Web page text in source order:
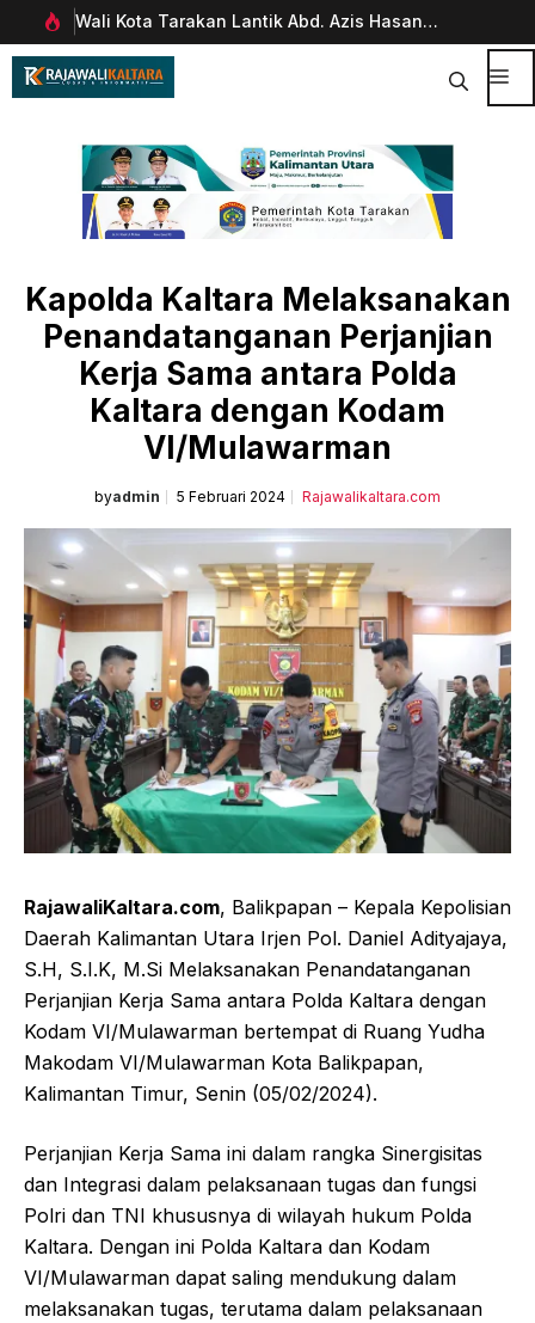
Langsung
ke
Wali Kota Tarakan Lantik Abd. Azis Hasan
sebagai Sekda
Kapolda Kaltara Melaksanakan
Penandatanganan Perjanjian
Kerja Sama antara Polda
Kaltara dengan Kodam
VI/Mulawarman
byadmin 5 Februari 2024 Rajawalikaltara.com
RajawaliKaltara.com, Balikpapan – Kepala Kepolisian
Daerah Kalimantan Utara Irjen Pol. Daniel Adityajaya,
S.H, S.I.K, M.Si Melaksanakan Penandatanganan
Perjanjian Kerja Sama antara Polda Kaltara dengan
Kodam VI/Mulawarman bertempat di Ruang Yudha
Makodam VI/Mulawarman Kota Balikpapan,
Kalimantan Timur, Senin (05/02/2024).
Perjanjian Kerja Sama ini dalam rangka Sinergisitas
dan Integrasi dalam pelaksanaan tugas dan fungsi
Polri dan TNI khususnya di wilayah hukum Polda
Kaltara. Dengan ini Polda Kaltara dan Kodam
VI/Mulawarman dapat saling mendukung dalam
melaksanakan tugas, terutama dalam pelaksanaan